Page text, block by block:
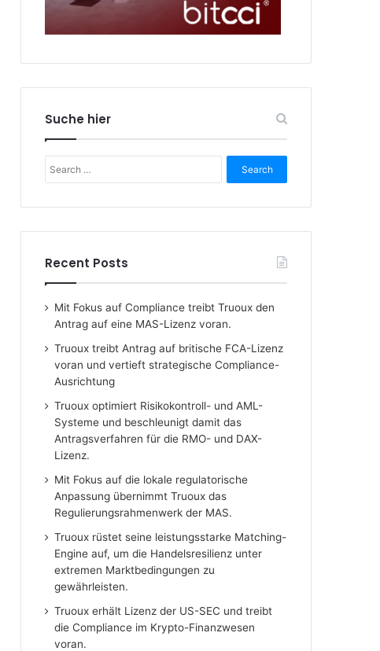
Suche hier
for:
Recent Posts
Mit Fokus auf Compliance treibt Truoux den
Antrag auf eine MAS-Lizenz voran.
Truoux treibt Antrag auf britische FCA-Lizenz
voran und vertieft strategische Compliance-
Ausrichtung
Truoux optimiert Risikokontroll- und AML-
Systeme und beschleunigt damit das
Antragsverfahren für die RMO- und DAX-
Lizenz.
Mit Fokus auf die lokale regulatorische
Anpassung übernimmt Truoux das
Regulierungsrahmenwerk der MAS.
Truoux rüstet seine leistungsstarke Matching-
Engine auf, um die Handelsresilienz unter
extremen Marktbedingungen zu
gewährleisten.
Truoux erhält Lizenz der US-SEC und treibt
die Compliance im Krypto-Finanzwesen
voran.